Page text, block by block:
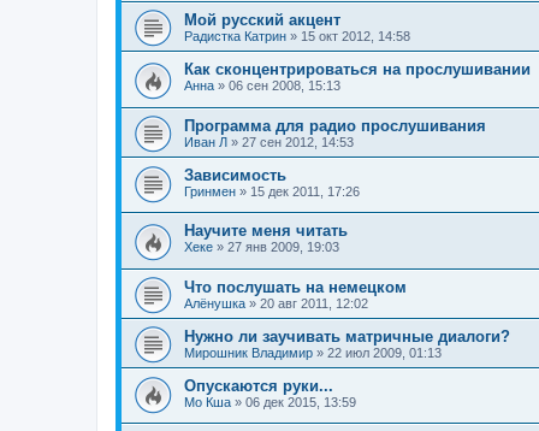
Мой русский акцент
Радистка Катрин » 15 окт 2012, 14:58
Как сконцентрироваться на прослушивании
Анна » 06 сен 2008, 15:13
Программа для радио прослушивания
Иван Л » 27 сен 2012, 14:53
Зависимость
Гринмен » 15 дек 2011, 17:26
Научите меня читать
Хеке » 27 янв 2009, 19:03
Что послушать на немецком
Алёнушка » 20 авг 2011, 12:02
Нужно ли заучивать матричные диалоги?
Мирошник Владимир » 22 июл 2009, 01:13
Опускаются руки...
Мо Кша » 06 дек 2015, 13:59